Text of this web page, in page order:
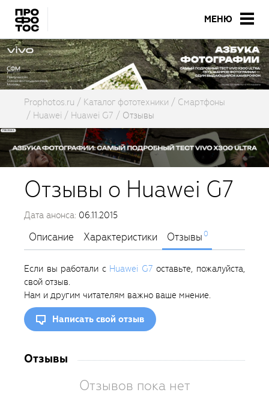
МЕНЮ
Prophotos.ru Каталог фототехники
Смартфоны
Huawei
Huawei G7 Отзывы
Отзывы о Huawei G7
Дата анонса: 06.11.2015
Описание Характеристики Отзывы0
Если вы работали с Huawei G7 оставьте, пожалуйста,
свой отзыв.
Нам и другим читателям важно ваше мнение.
Написать свой отзыв
Отзывы
Отзывов пока нет